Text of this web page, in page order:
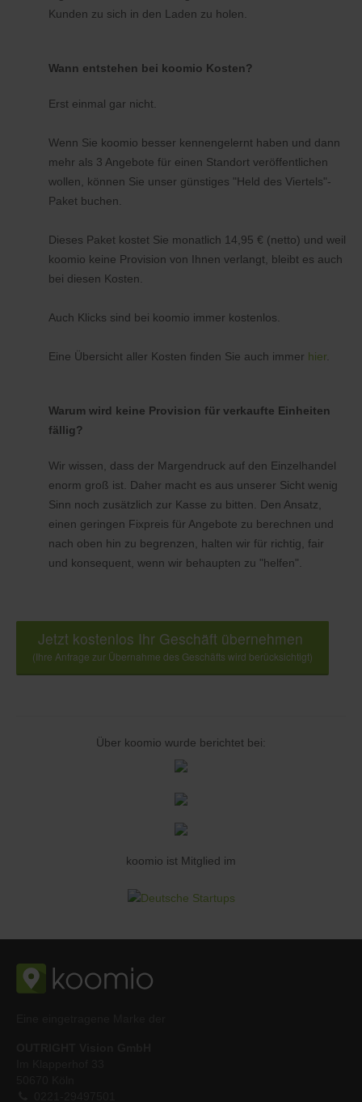
Kunden zu sich in den Laden zu holen.
Wann entstehen bei koomio Kosten?
Erst einmal gar nicht.
Wenn Sie koomio besser kennengelernt haben und dann
mehr als 3 Angebote für einen Standort veröffentlichen
wollen, können Sie unser günstiges "Held des Viertels"-
Paket buchen.
Dieses Paket kostet Sie monatlich 14,95 € (netto) und weil
koomio keine Provision von Ihnen verlangt, bleibt es auch
bei diesen Kosten.
Auch Klicks sind bei koomio immer kostenlos.
Eine Übersicht aller Kosten finden Sie auch immer hier.
Warum wird keine Provision für verkaufte Einheiten
fällig?
Wir wissen, dass der Margendruck auf den Einzelhandel
enorm groß ist. Daher macht es aus unserer Sicht wenig
Sinn noch zusätzlich zur Kasse zu bitten. Den Ansatz,
einen geringen Fixpreis für Angebote zu berechnen und
nach oben hin zu begrenzen, halten wir für richtig, fair
und konsequent, wenn wir behaupten zu "helfen".
Jetzt kostenlos Ihr Geschäft übernehmen
(Ihre Anfrage zur Übernahme des Geschäfts wird berücksichtigt)
Über koomio wurde berichtet bei:
koomio ist Mitglied im